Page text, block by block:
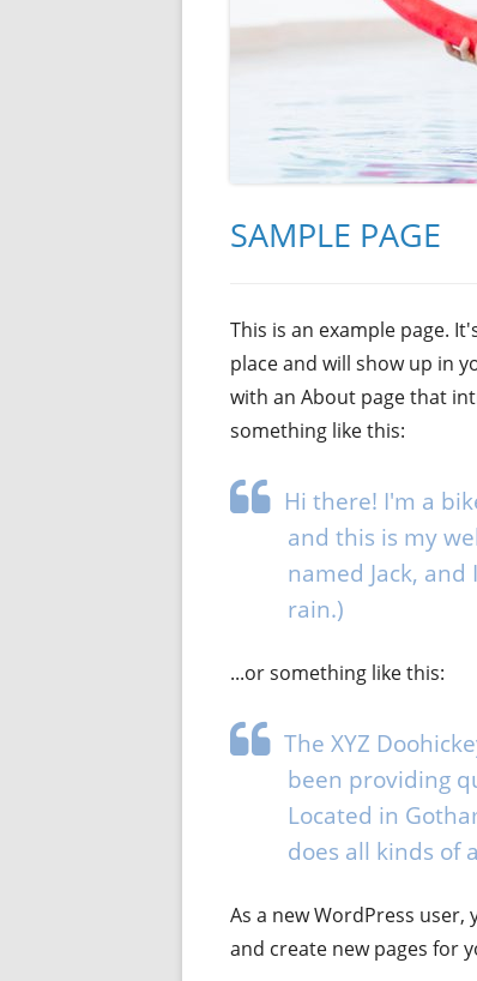
SAMPLE PAGE
This is an example page.
place and will show up in
with an About page that
something like this:
Hi there! I'm a
and this is my
named Jack,
rain.)
...or something like this:
The XYZ
been providing
Located in
does all kinds of
As a new WordPress user,
and create new pages for